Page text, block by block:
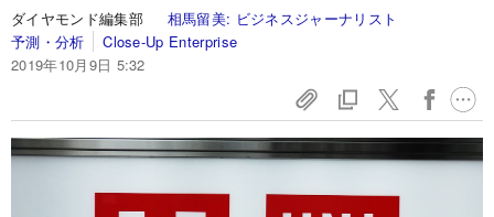
ダイヤモンド編集部 相馬留美: ビジネスジャーナリスト
予測・分析
Close-Up Enterprise
2019年10月9日 5:32